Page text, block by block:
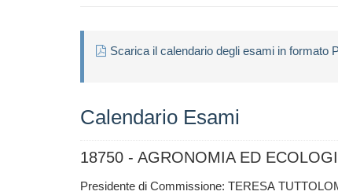
Scarica il calendario degli esami in formato
Calendario Esami
18750 - AGRONOMIA ED
Presidente di Commissione: TERESA